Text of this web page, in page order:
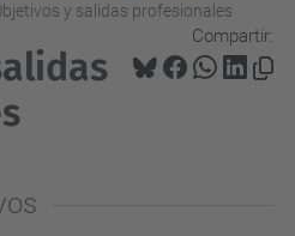
y salidas profesionales
Compartir: